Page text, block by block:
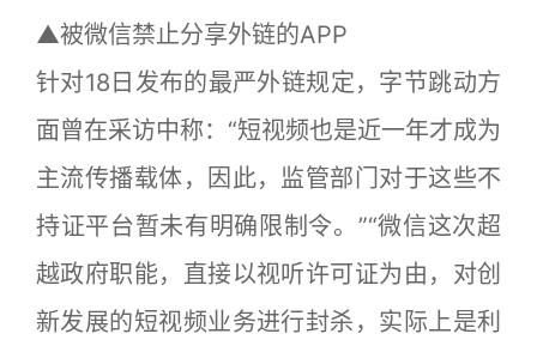
▲被微信禁止分享外链的APP
针对18日发布的最严外链规定，字节跳动方
面曾在采访中称：“短视频也是近一年才成为
主流传播载体，因此，监管部门对于这些不
持证平台暂未有明确限制令。”“微信这次超
越政府职能，直接以视听许可证为由，对创
新发展的短视频业务进行封杀，实际上是利